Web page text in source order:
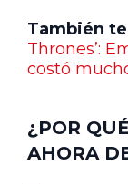
También
Thrones’:
costó
¿POR
AHORA